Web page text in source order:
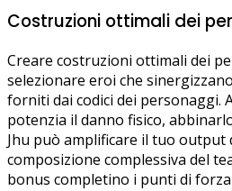
Costruzioni ottimali dei
Creare costruzioni ottimali dei
selezionare eroi che
forniti dai codici dei personaggi.
potenzia il danno fisico,
Jhu può amplificare il tuo output
composizione complessiva del
bonus completino i punti di